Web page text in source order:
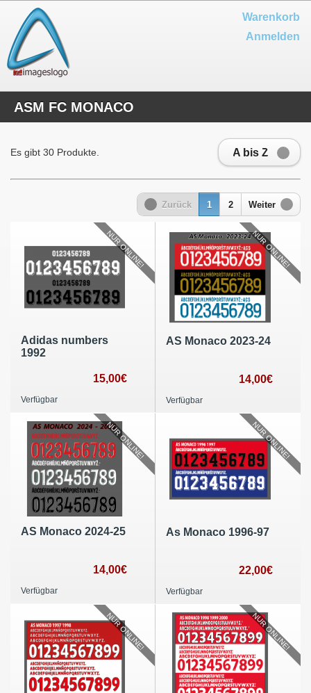
Warenkorb
Anmelden
ASM FC MONACO
A bis Z
Es gibt 30 Produkte.
Zurück 1 2 Weiter
Adidas numbers
1992
15,00€
Verfügbar
NUR ONLINE!
AS Monaco 2023-24
14,00€
Verfügbar
NUR ONLINE!
AS Monaco 2024-25
14,00€
Verfügbar
NUR ONLINE!
As Monaco 1996-97
22,00€
Verfügbar
NUR ONLINE!
NUR ONLINE! NUR ONLINE!